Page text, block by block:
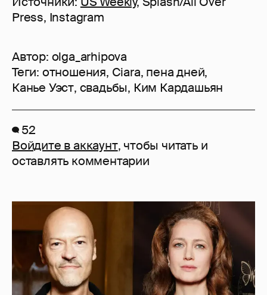
Press, Instagram
Автор: olga_arhipova
Теги: отношения, Ciara, пена дней,
Канье Уэст, свадьбы, Ким Кардашьян
52
Войдите в аккаунт, чтобы читать и
оставлять комментарии